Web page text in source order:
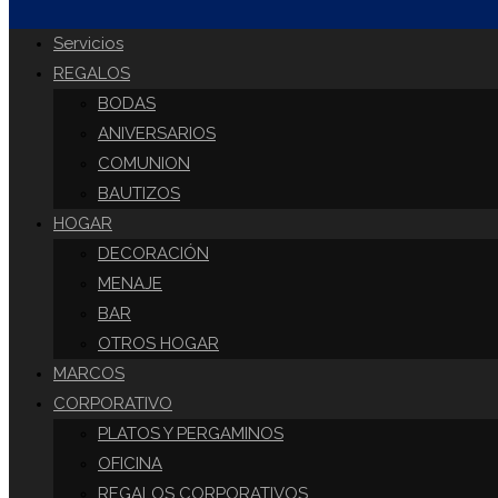
Servicios
REGALOS
BODAS
ANIVERSARIOS
COMUNION
BAUTIZOS
HOGAR
DECORACIÓN
MENAJE
BAR
OTROS HOGAR
MARCOS
CORPORATIVO
PLATOS Y PERGAMINOS
OFICINA
REGALOS CORPORATIVOS